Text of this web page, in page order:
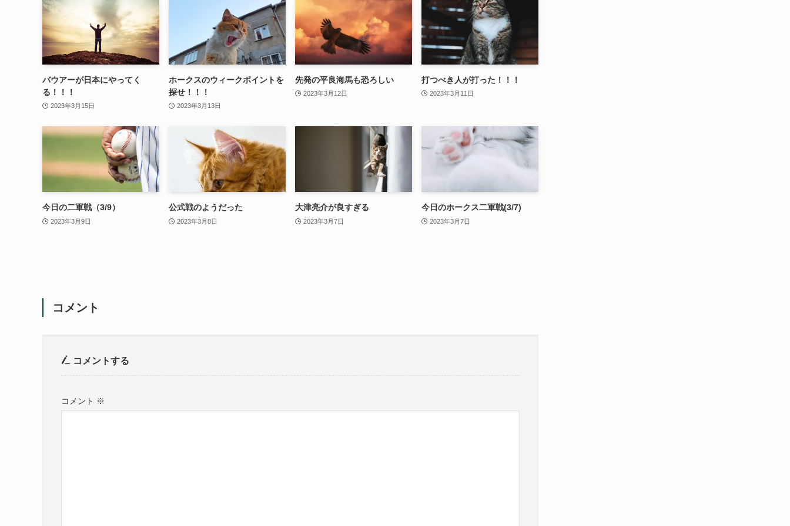
バウアーが日本にやってく
る！！！
2023年3月15日
ホークスのウィークポイントを
探せ！！！
2023年3月13日
先発の平良海馬も恐ろしい
2023年3月12日
打つべき人が打った！！！
2023年3月11日
今日の二軍戦（3/9）
2023年3月9日
公式戦のようだった
2023年3月8日
大津亮介が良すぎる
2023年3月7日
今日のホークス二軍戦(3/7)
2023年3月7日
コメント
コメントする
コメント ※